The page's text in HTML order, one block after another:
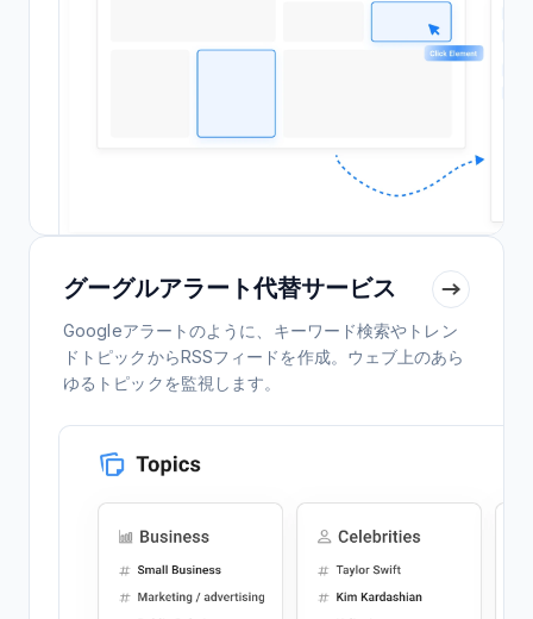
グーグルアラート代替サービス
Googleアラートのように、キーワード検索やトレン
ドトピックからRSSフィードを作成。ウェブ上のあら
ゆるトピックを監視します。